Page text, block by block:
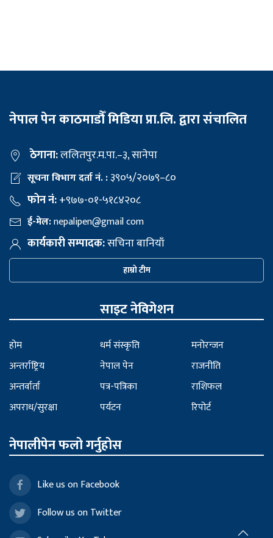
नेपाल पेन काठमाडौँ मिडिया प्रा.लि. द्वारा संचालित
ठेगाना:ललितपुर.म.पा.–३, सानेपा
सूचना विभाग दर्ता नं. :३९०५/२०७९–८०
फोन नं:+९७७-०१-५१८४२०८
ई-मेल:nepalipen@gmail com
कार्यकारी सम्पादक:सचिना बानियाँ
हाम्रो टीम
साइट नेविगेशन
होम
अन्तर्राष्ट्रिय
अन्तर्वार्ता
अपराध/सुरक्षा
धर्म संस्कृति
नेपाल पेन
पत्र-पत्रिका
पर्यटन
मनोरन्जन
राजनीति
राशिफल
रिपोर्ट
नेपालीपेन फलो गर्नुहोस
Like us on Facebook
Follow us on Twitter